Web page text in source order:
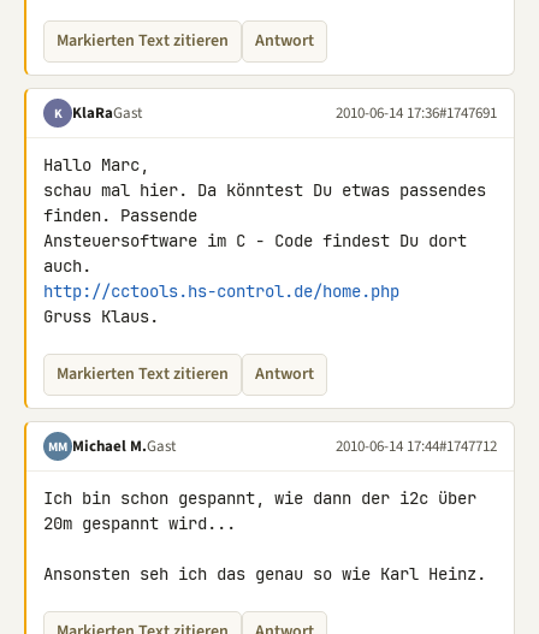
Markierten Text zitieren Antwort
K KlaRaGast 2010-06-14 17:36#1747691
Hallo Marc,
schau mal hier. Da könntest Du etwas passendes
finden. Passende
Ansteuersoftware im C - Code findest Du dort
http://cctools.hs-control.de/home.php
Gruss Klaus.
Markierten Text zitieren Antwort
MM Michael M.Gast 2010-06-14 17:44#1747712
Ich bin schon gespannt, wie dann der i2c über
20m gespannt wird...
Ansonsten seh ich das genau so wie Karl Heinz.